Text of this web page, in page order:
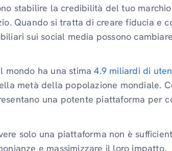
stabilire la credibilità del tuo
Quando si tratta di creare fiducia e
sui social media possono
mondo ha una stima4.9 miliardi di
metà della popolazione mondiale.
una potente piattaforma per
solo una piattaforma non è
e massimizzare il loro impatto.